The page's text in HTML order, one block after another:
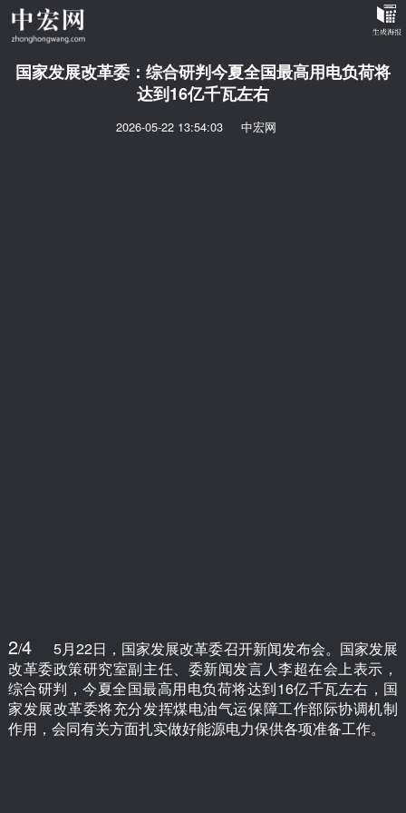
国家发展改革委：综合研判今夏全国最高用电负荷将
达到16亿千瓦左右
2026-05-22 13:54:03 中宏网
2/4
5月22日，国家发展改革委召开新闻发布会。国家发展
改革委政策研究室副主任、委新闻发言人李超在会上表示，
综合研判，今夏全国最高用电负荷将达到16亿千瓦左右，国
家发展改革委将充分发挥煤电油气运保障工作部际协调机制
作用，会同有关方面扎实做好能源电力保供各项准备工作。